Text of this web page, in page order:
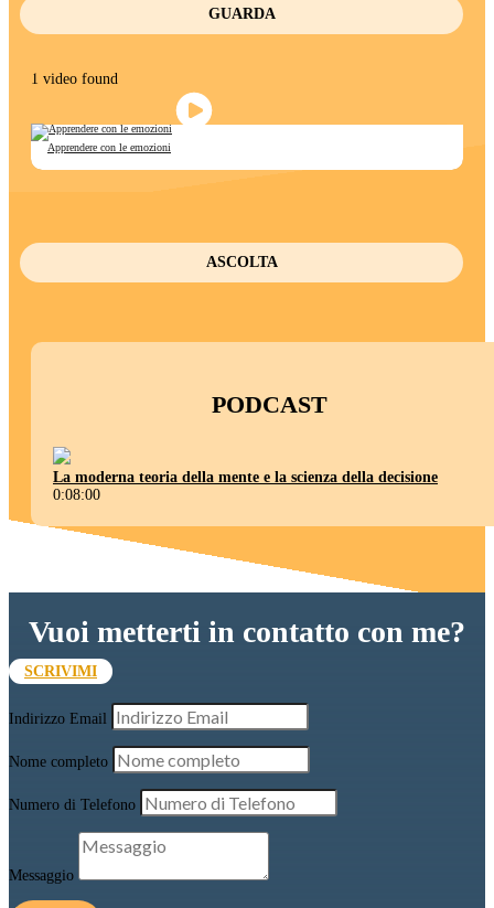
GUARDA
1 video found
Apprendere con le emozioni
ASCOLTA
PODCAST
La moderna teoria della mente e la scienza della decisione
0:08:00
Vuoi metterti in contatto con me?
SCRIVIMI
Indirizzo Email
Nome completo
Numero di Telefono
Messaggio